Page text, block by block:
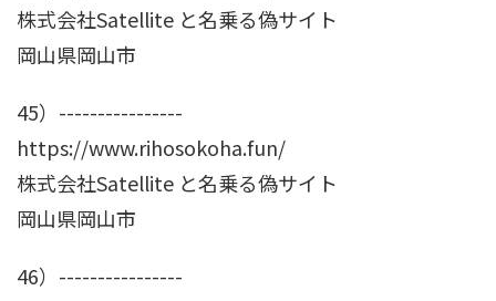
株式会社Satellite と名乗る偽サイト
岡山県岡山市
45）----------------
https://www.rihosokoha.fun/
株式会社Satellite と名乗る偽サイト
岡山県岡山市
46）----------------